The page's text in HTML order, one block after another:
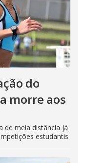
do
morre aos
de meia distância já
estudantis